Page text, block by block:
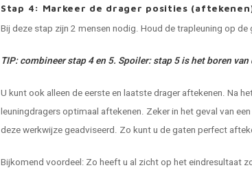
Stap 4: Markeer de drager posities
Bij deze stap zijn 2 mensen nodig. Houd de trapleuning op
TIP: combineer stap 4 en 5. Spoiler: stap 5 is het boren van
U kunt ook alleen de eerste en laatste drager aftekenen. Na
leuningdragers optimaal aftekenen. Zeker in het geval van
deze werkwijze geadviseerd. Zo kunt u de gaten perfect
Bijkomend voordeel: Zo heeft u al zicht op het eindresultaat